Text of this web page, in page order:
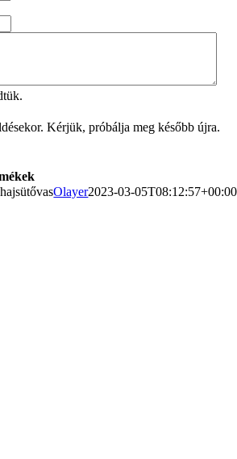
Kérjük, próbálja meg később újra.
Olayer2023-03-05T08:12:57+00:00